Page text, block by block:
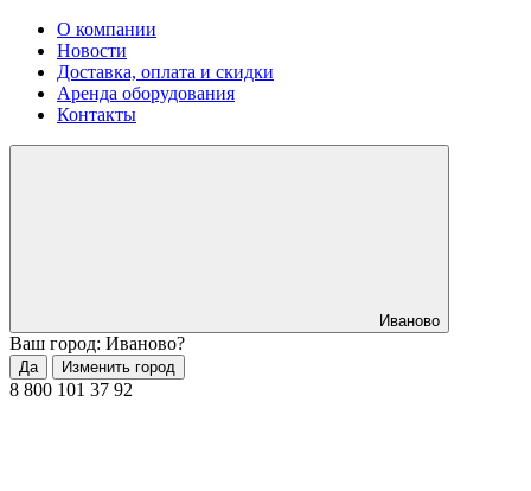
О компании
Новости
Доставка, оплата и скидки
Аренда оборудования
Контакты
Иваново
Ваш город: Иваново?
Да Изменить город
8 800 101 37 92